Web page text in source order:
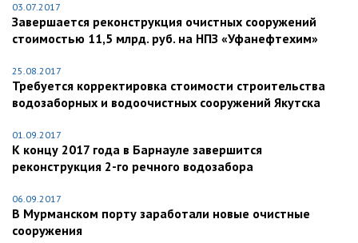
03.07.2017
Завершается реконструкция очистных сооружений
стоимостью 11,5 млрд. руб. на НПЗ «Уфанефтехим»
25.08.2017
Требуется корректировка стоимости строительства
водозаборных и водоочистных сооружений Якутска
01.09.2017
К концу 2017 года в Барнауле завершится
реконструкция 2-го речного водозабора
06.09.2017
В Мурманском порту заработали новые очистные
сооружения